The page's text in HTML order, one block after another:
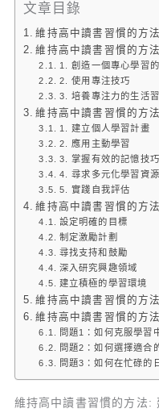
文章目錄
維持高中讀書習慣的方
維持高中讀書習慣的方
1. 創造一個專心學習
2. 使用專注技巧
3. 培養專注力的生活
維持高中讀書習慣的方
1. 建立個人學習計畫
2. 應用主動學習
3. 掌握有效的記憶技巧
4. 尋求多元化學習資源
5. 實踐自我評估
維持高中讀書習慣的方
設定明確的目標
制定激勵計劃
尋找支持和鼓勵
深入研究興趣領域
建立積極的學習環境
維持高中讀書習慣的方
維持高中讀書習慣的方
問題1：如何克服學習
問題2：如何選擇適合
問題3：如何在忙碌的
維持高中讀書習慣的方法: